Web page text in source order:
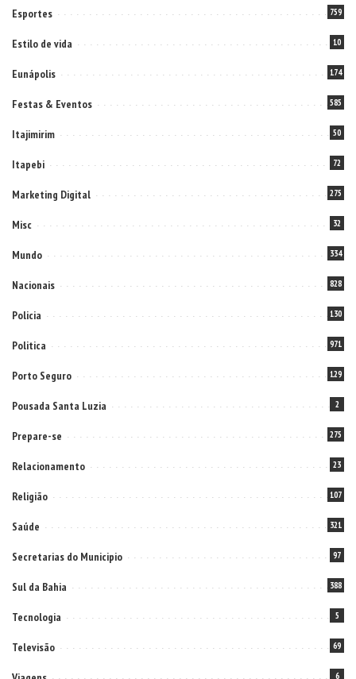
Esportes 759
Estilo de vida 10
Eunápolis 174
Festas & Eventos 585
Itajimirim 50
Itapebi 72
Marketing Digital 275
Misc 32
Mundo 334
Nacionais 828
Policia 130
Politica 971
Porto Seguro 129
Pousada Santa Luzia 2
Prepare-se 275
Relacionamento 23
Religião 107
Saúde 321
Secretarias do Municipio 97
Sul da Bahia 388
Tecnologia 5
Televisão 69
6